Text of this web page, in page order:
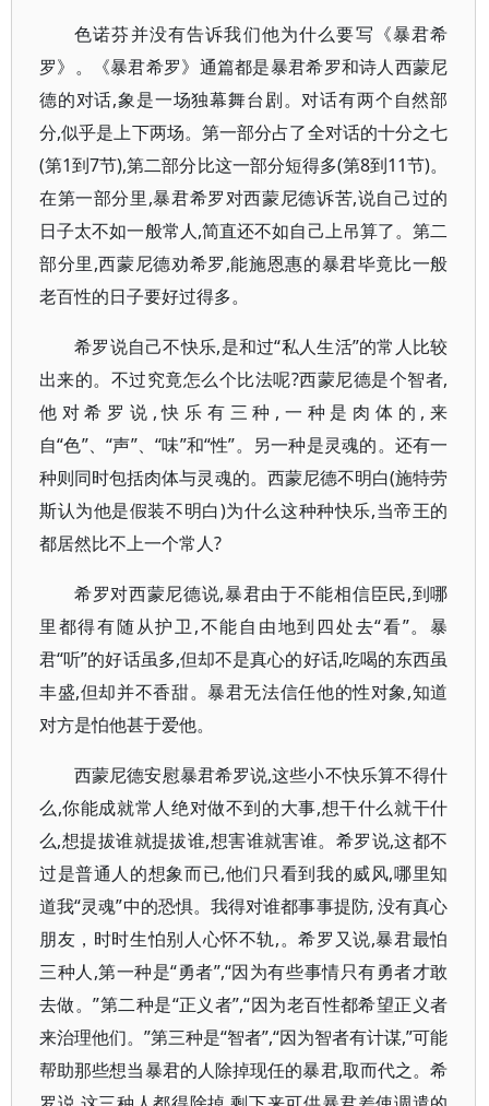
色诺芬并没有告诉我们他为什么要写《暴君希
罗》。《暴君希罗》通篇都是暴君希罗和诗人西蒙尼
德的对话,象是一场独幕舞台剧。对话有两个自然部
分,似乎是上下两场。第一部分占了全对话的十分之七
(第1到7节),第二部分比这一部分短得多(第8到11节)。
在第一部分里,暴君希罗对西蒙尼德诉苦,说自己过的
日子太不如一般常人,简直还不如自己上吊算了。第二
部分里,西蒙尼德劝希罗,能施恩惠的暴君毕竟比一般
老百性的日子要好过得多。
希罗说自己不快乐,是和过“私人生活”的常人比较
出来的。不过究竟怎么个比法呢?西蒙尼德是个智者,
他对希罗说,快乐有三种,一种是肉体的,来
自“色”、“声”、“味”和“性”。另一种是灵魂的。还有一
种则同时包括肉体与灵魂的。西蒙尼德不明白(施特劳
斯认为他是假装不明白)为什么这种种快乐,当帝王的
都居然比不上一个常人?
希罗对西蒙尼德说,暴君由于不能相信臣民,到哪
里都得有随从护卫,不能自由地到四处去“看”。暴
君“听”的好话虽多,但却不是真心的好话,吃喝的东西虽
丰盛,但却并不香甜。暴君无法信任他的性对象,知道
对方是怕他甚于爱他。
西蒙尼德安慰暴君希罗说,这些小不快乐算不得什
么,你能成就常人绝对做不到的大事,想干什么就干什
么,想提拔谁就提拔谁,想害谁就害谁。希罗说,这都不
过是普通人的想象而已,他们只看到我的威风,哪里知
道我“灵魂”中的恐惧。我得对谁都事事提防, 没有真心
朋友，时时生怕别人心怀不轨,。希罗又说,暴君最怕
三种人,第一种是“勇者”,“因为有些事情只有勇者才敢
去做。”第二种是“正义者”,“因为老百性都希望正义者
来治理他们。”第三种是“智者”,“因为智者有计谋,”可能
帮助那些想当暴君的人除掉现任的暴君,取而代之。希